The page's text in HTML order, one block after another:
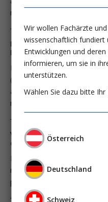
refraktärem Herz-Kreislauf-
Empfehlungen zur
Reanimation (eCPR)
Die extrakorporale
(„extracorporeal
als Rettungsversuch für hoch
refraktärem Herz-Kreislauf-
Ventilation ultra-
corporelle
Le concept de la ventilation
maintenir les contraintes
possible pour les poumons.
Wir wollen Fachärzte
wissenschaftlich fundiert
Entwicklungen und
informieren, um sie in
unterstützen.
Wählen Sie dazu bitte Ihr
Österreich
Deutschland
Schweiz